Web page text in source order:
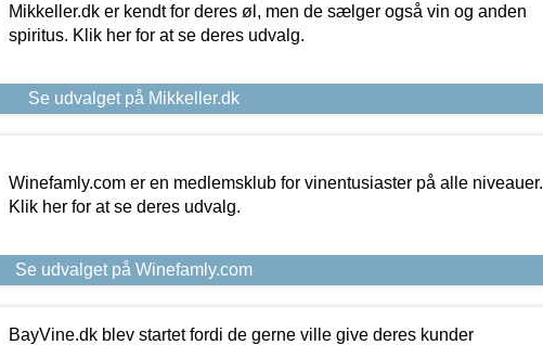
Mikkeller.dk er kendt for deres øl, men de sælger også vin og anden
spiritus. Klik her for at se deres udvalg.
Se udvalget på Mikkeller.dk
Winefamly.com er en medlemsklub for vinentusiaster på alle niveauer.
Klik her for at se deres udvalg.
Se udvalget på Winefamly.com
BayVine.dk blev startet fordi de gerne ville give deres kunder